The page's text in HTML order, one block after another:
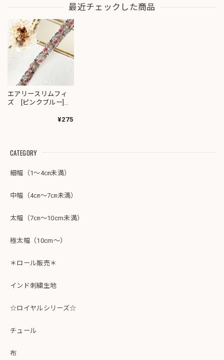
最近チェックした商品
エアリースリムフィ
ズ [ピンクブルー]
¥275
CATEGORY
細幅（1～4㎝未満）
中幅（4㎝～7㎝未満）
太幅（7㎝～10cm未満）
極太幅（10cm～）
＊ロール販売＊
インド刺繍生地
☆ロイヤルシリーズ☆
チュール
布